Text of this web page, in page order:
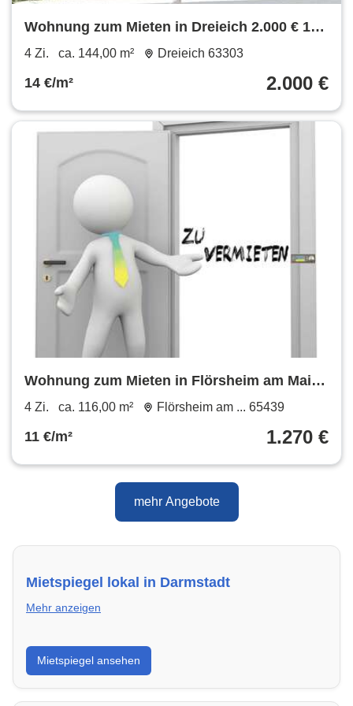
Wohnung zum Mieten in Dreieich 2.000 € 144
m²
4 Zi. ca. 144,00 m² Dreieich 63303
14 €/m² 2.000 €
Wohnung zum Mieten in Flörsheim am Main
1.270 € 116 m²
4 Zi. ca. 116,00 m² Flörsheim am ... 65439
11 €/m² 1.270 €
mehr Angebote
Mietspiegel lokal in Darmstadt
Mehr anzeigen
Erhalte einen Überblick über die aktuellen Mietpreise
regional in Darmstadt. So weißt du genau, welche
Miete fair ist und wo sich ein Vergleich lohnt.
Mietspiegel ansehen